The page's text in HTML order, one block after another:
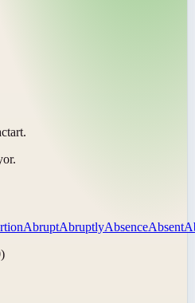
art.
AbruptAbruptlyAbsenceAbsent